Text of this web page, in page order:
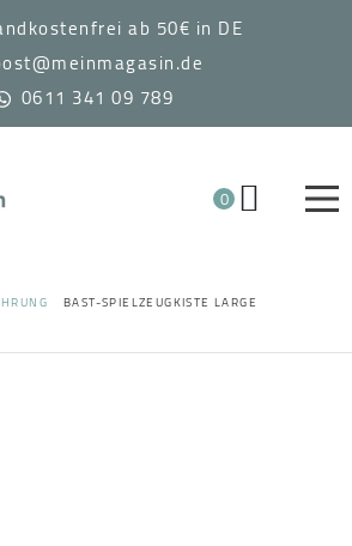
ab 50€ in DE
0611 341 09 789
0
BAST-SPIELZEUGKISTE LARGE